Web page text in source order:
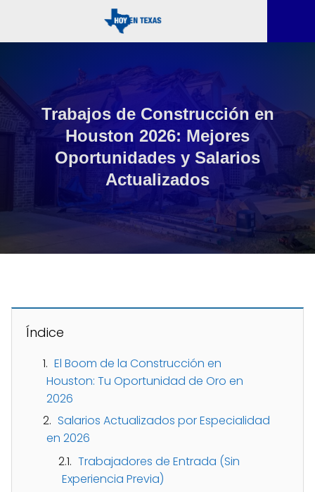
Trabajos de Construcción en
Houston 2026: Mejores
Oportunidades y Salarios
Actualizados
Índice
El Boom de la Construcción en
Houston: Tu Oportunidad de Oro en
2026
Salarios Actualizados por Especialidad
en 2026
Trabajadores de Entrada (Sin
Experiencia Previa)